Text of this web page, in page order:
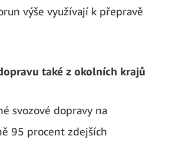
výše využívají k přepravě
také z okolních krajů
svozové dopravy na
95 procent zdejších